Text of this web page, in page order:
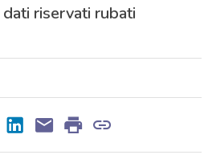
riservati rubati